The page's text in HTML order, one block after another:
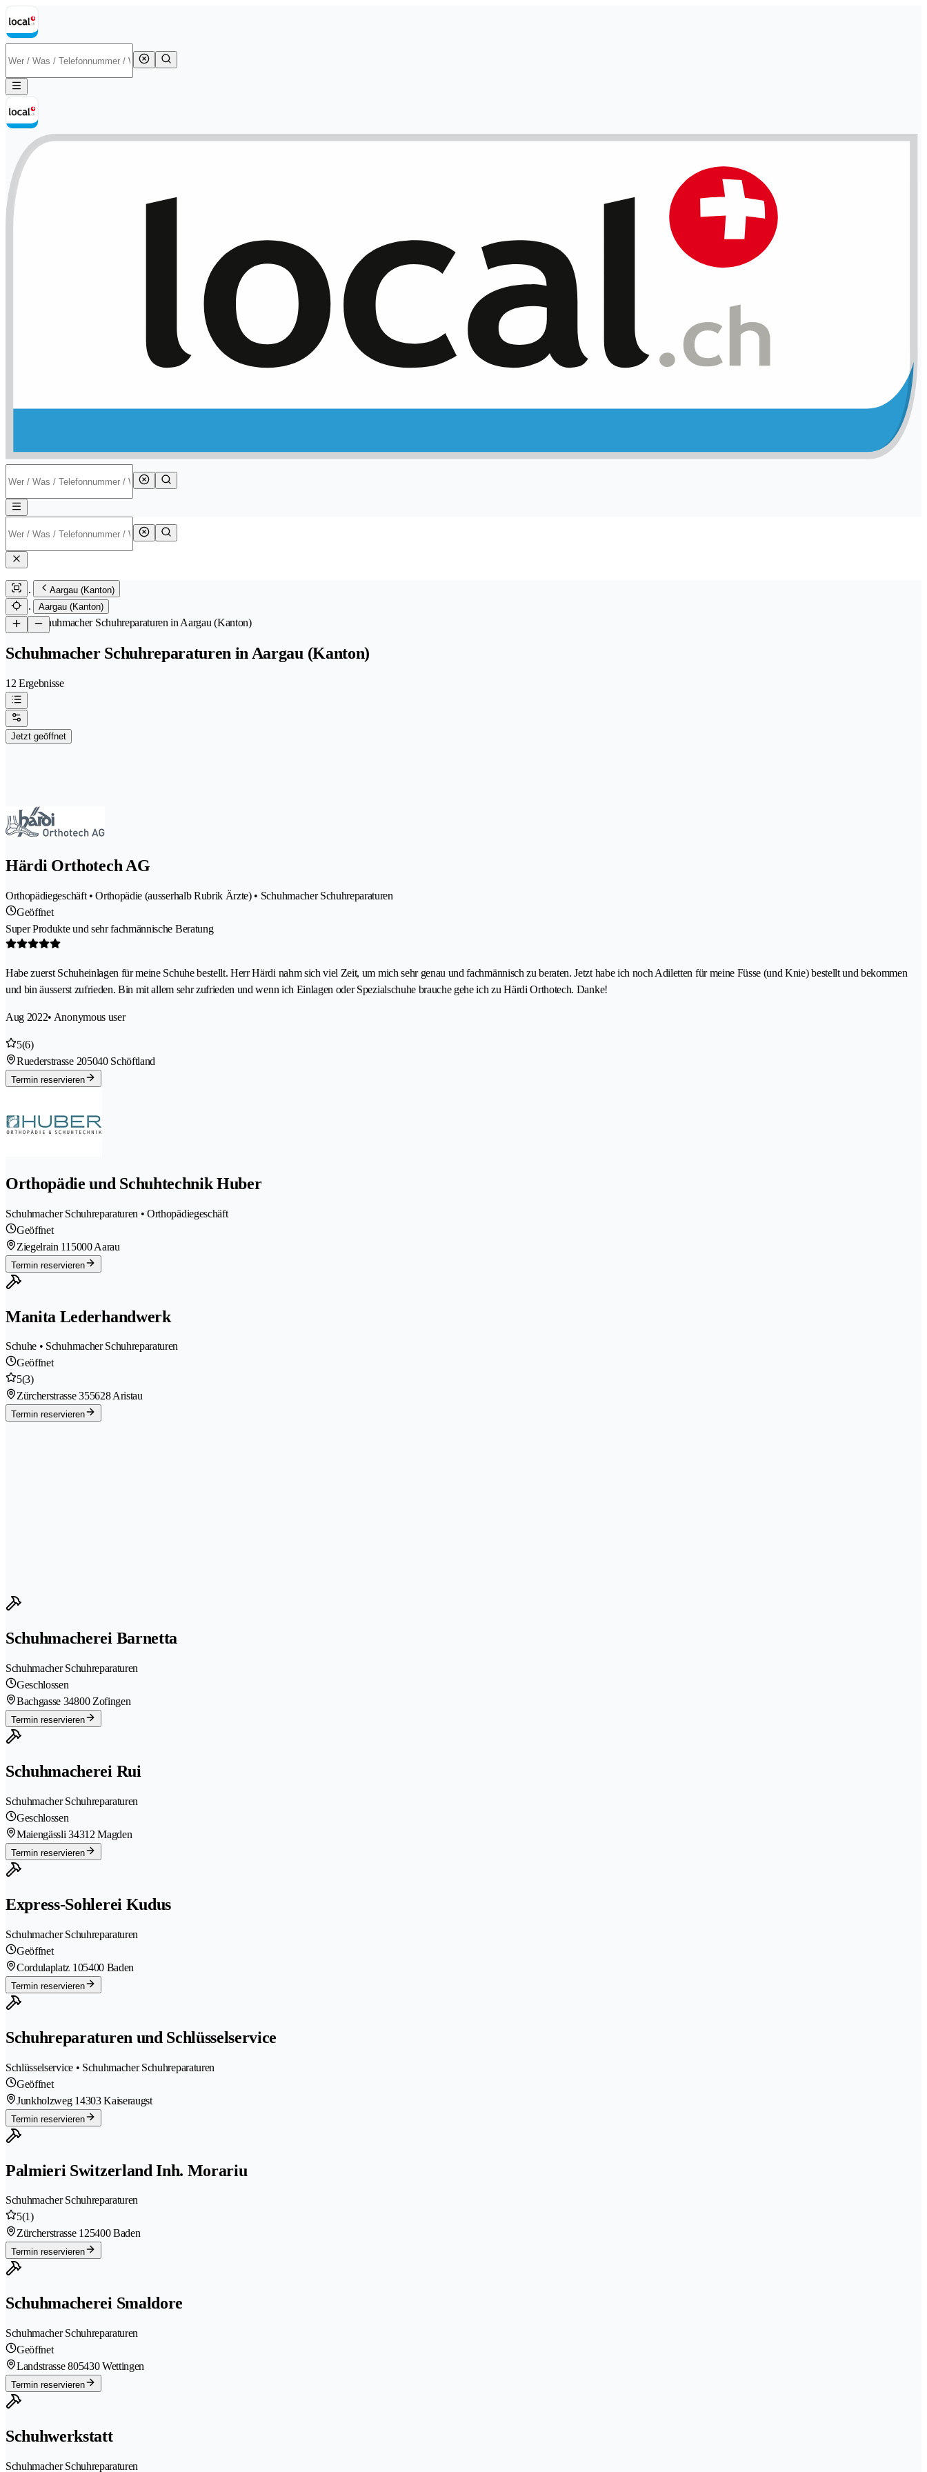
Aargau (Kanton)
Aargau (Kanton)
/Schuhmacher Schuhreparaturen in Aargau (Kanton)
Schuhmacher Schuhreparaturen in Aargau (Kanton)
12 Ergebnisse
Jetzt geöffnet
Härdi Orthotech AG
Orthopädiegeschäft • Orthopädie (ausserhalb Rubrik Ärzte) • Schuhmacher Schuhreparaturen
Geöffnet
Super Produkte und sehr fachmännische Beratung
Habe zuerst Schuheinlagen für meine Schuhe bestellt. Herr Härdi nahm sich viel Zeit, um mich sehr genau und fachmännisch zu beraten. Jetzt habe ich noch Adiletten für meine Füsse (und Knie) bestellt und bekommen
und bin äusserst zufrieden. Bin mit allem sehr zufrieden und wenn ich Einlagen oder Spezialschuhe brauche gehe ich zu Härdi Orthotech. Danke!
Aug 2022• Anonymous user
5(6)
Ruederstrasse 205040 Schöftland
Termin reservieren
Orthopädie und Schuhtechnik Huber
Schuhmacher Schuhreparaturen • Orthopädiegeschäft
Geöffnet
Ziegelrain 11 5000 Aarau
Termin reservieren
Manita Lederhandwerk
Schuhe • Schuhmacher Schuhreparaturen
Geöffnet
5(3)
Zürcherstrasse 355628 Aristau
Termin reservieren
Schuhmacherei Barnetta
Schuhmacher Schuhreparaturen
Geschlossen
Bachgasse 34800 Zofingen
Termin reservieren
Schuhmacherei Rui
Schuhmacher Schuhreparaturen
Geschlossen
Maiengässli 34312 Magden
Termin reservieren
Express-Sohlerei Kudus
Schuhmacher Schuhreparaturen
Geöffnet
Cordulaplatz 105400 Baden
Termin reservieren
Schuhreparaturen und Schlüsselservice
Schlüsselservice • Schuhmacher Schuhreparaturen
Geöffnet
Junkholzweg 14303 Kaiseraugst
Termin reservieren
Palmieri Switzerland Inh. Morariu
Schuhmacher Schuhreparaturen
5(1)
Zürcherstrasse 125400 Baden
Termin reservieren
Schuhmacherei Smaldore
Schuhmacher Schuhreparaturen
Geöffnet
Landstrasse 805430 Wettingen
Termin reservieren
Schuhwerkstatt
Schuhmacher Schuhreparaturen